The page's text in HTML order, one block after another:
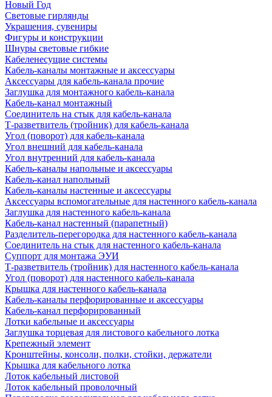
Новый Год
Световые гирлянды
Украшения, сувениры
Фигуры и конструкции
Шнуры световые гибкие
Кабеленесущие системы
Кабель-каналы монтажные и аксессуары
Аксессуары для кабель-канала прочие
Заглушка для монтажного кабель-канала
Кабель-канал монтажный
Соединитель на стык для кабель-канала
Т-разветвитель (тройник) для кабель-канала
Угол (поворот) для кабель-канала
Угол внешний для кабель-канала
Угол внутренний для кабель-канала
Кабель-каналы напольные и аксессуары
Кабель-канал напольный
Кабель-каналы настенные и аксессуары
Аксессуары вспомогательные для настенного кабель-канала
Заглушка для настенного кабель-канала
Кабель-канал настенный (парапетный)
Разделитель-перегородка для настенного кабель-канала
Соединитель на стык для настенного кабель-канала
Суппорт для монтажа ЭУИ
Т-разветвитель (тройник) для настенного кабель-канала
Угол (поворот) для настенного кабель-канала
Крышка для настенного кабель-канала
Кабель-каналы перфорированные и аксессуары
Кабель-канал перфорированный
Лотки кабельные и аксессуары
Заглушка торцевая для листового кабельного лотка
Крепежный элемент
Кронштейны, консоли, полки, стойки, держатели
Крышка для кабельного лотка
Лоток кабельный листовой
Лоток кабельный проволочный